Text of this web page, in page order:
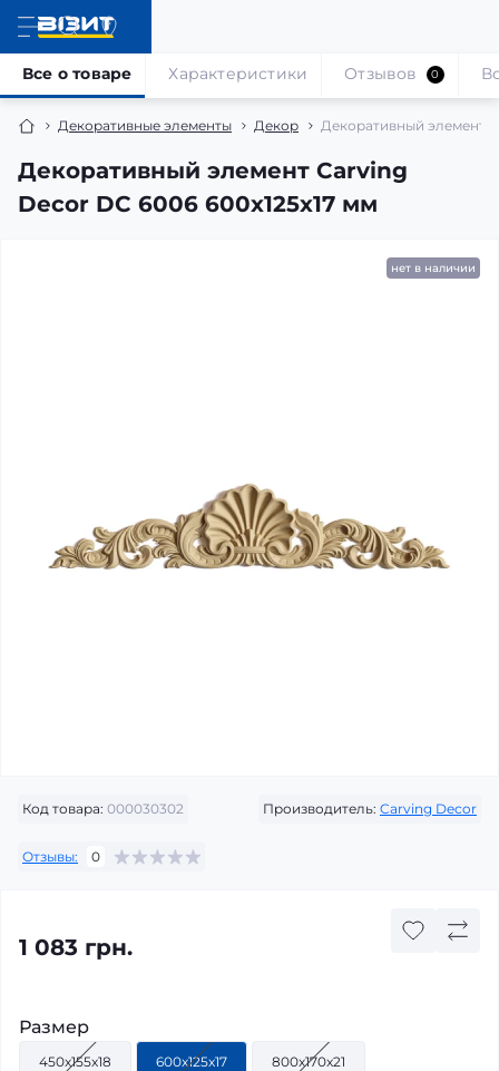
Декоративные элементы Декор Декоративный элемент
Декоративный элемент Carving
Decor DC 6006 600x125x17 мм
Все о товаре Характеристики Отзывов 0
нет в наличии
Код товара: 000030302 Производитель: Carving Decor
Отзывы: 0
1 083 грн.
Размер
450x155x18 600x125x17 800x170x21